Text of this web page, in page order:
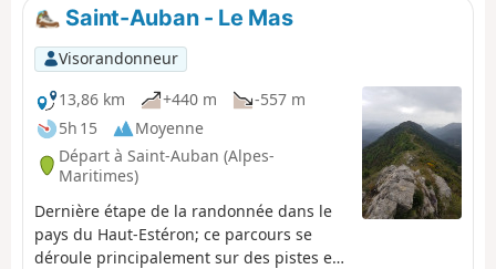
Saint-Auban - Le Mas
Visorandonneur
13,86 km
+440 m
-557 m
5h 15
Moyenne
Départ à Saint-Auban (Alpes-
Maritimes)
Dernière étape de la randonnée dans le
pays du Haut-Estéron; ce parcours se
déroule principalement sur des pistes en